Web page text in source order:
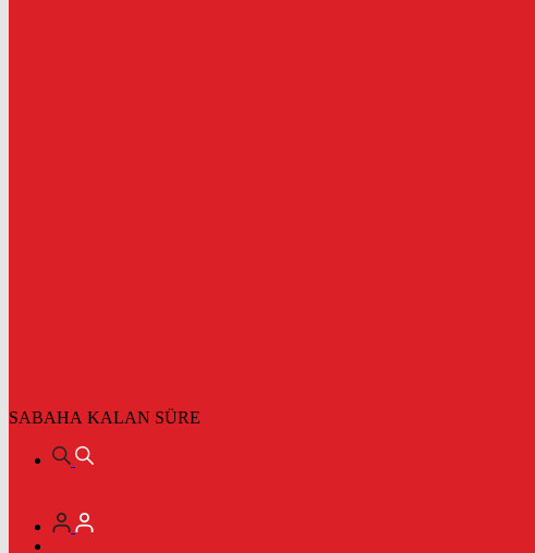
SABAHA KALAN SÜRE